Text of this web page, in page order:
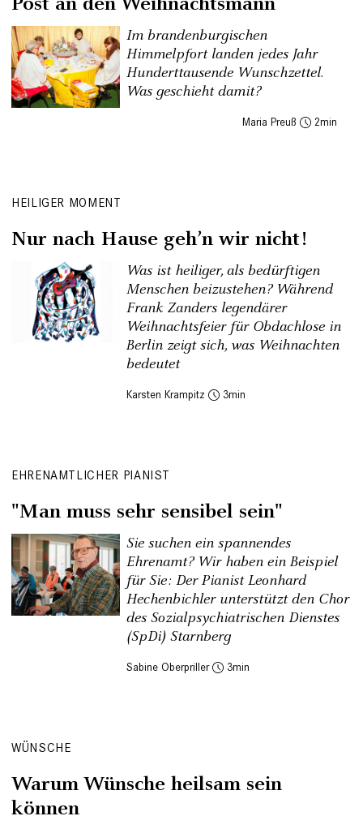
Im brandenburgischen
Himmelpfort landen jedes Jahr
Hunderttausende Wunschzettel.
Was geschieht damit?
Maria Preuß 2
HEILIGER MOMENT
Nur nach Hause geh’n wir nicht!
Was ist heiliger, als bedürftigen
Menschen beizustehen? Während
Frank Zanders legendärer
Weihnachtsfeier für Obdachlose in
Berlin zeigt sich, was Weihnachten
bedeutet
Karsten Krampitz 3
EHRENAMTLICHER PIANIST
"Man muss sehr sensibel sein"
Sie suchen ein spannendes
Ehrenamt? Wir haben ein Beispiel
für Sie: Der Pianist Leonhard
Hechenbichler unterstützt den Chor
des Sozialpsychiatrischen Dienstes
(SpDi) Starnberg
Sabine Oberpriller 3
WÜNSCHE
Warum Wünsche heilsam sein
können